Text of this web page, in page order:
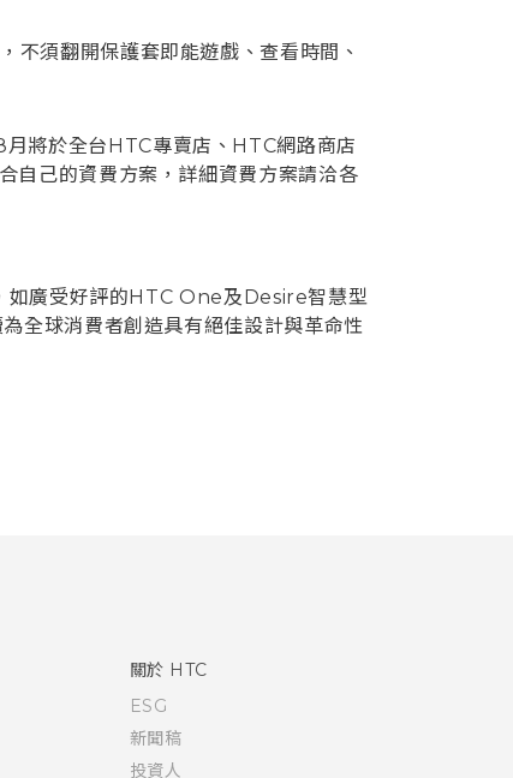
須翻開保護套即能遊戲、查看時間、
將於全台HTC專賣店、HTC網路商店
自己的資費方案，詳細資費方案請洽各
如廣受好評的HTC One及Desire智慧型
全球消費者創造具有絕佳設計與革命性
關於 HTC
ESG
新聞稿
投資人